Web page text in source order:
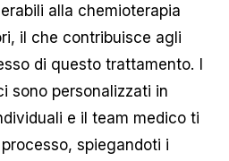
alla chemioterapia
il che contribuisce agli
di questo trattamento. I
sono personalizzati in
e il team medico ti
spiegandoti i